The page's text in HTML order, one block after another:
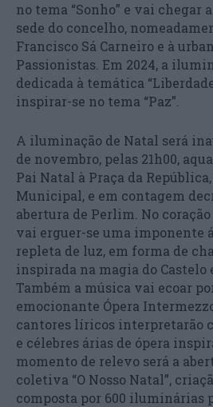
no tema “Sonho” e vai chegar
sede do concelho,
Francisco Sá Carneiro e à
Passionistas. Em 2024, a
dedicada à temática
inspirar-se no tema “Paz”.
A iluminação de Natal será
de novembro, pelas 21h00,
Pai Natal à Praça da
Municipal, e em contagem
abertura de Perlim. No
vai erguer-se uma imponente
repleta de luz, em forma de
inspirada na magia do Castelo
Também a música vai ecoar
emocionante Ópera
cantores líricos interpretarão
e célebres árias de ópera
momento de relevo será a
coletiva “O Nosso Natal”,
composta por 600 iluminárias